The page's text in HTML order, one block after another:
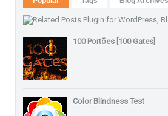
100 Portões [100 Gates]
Color Blindness Test